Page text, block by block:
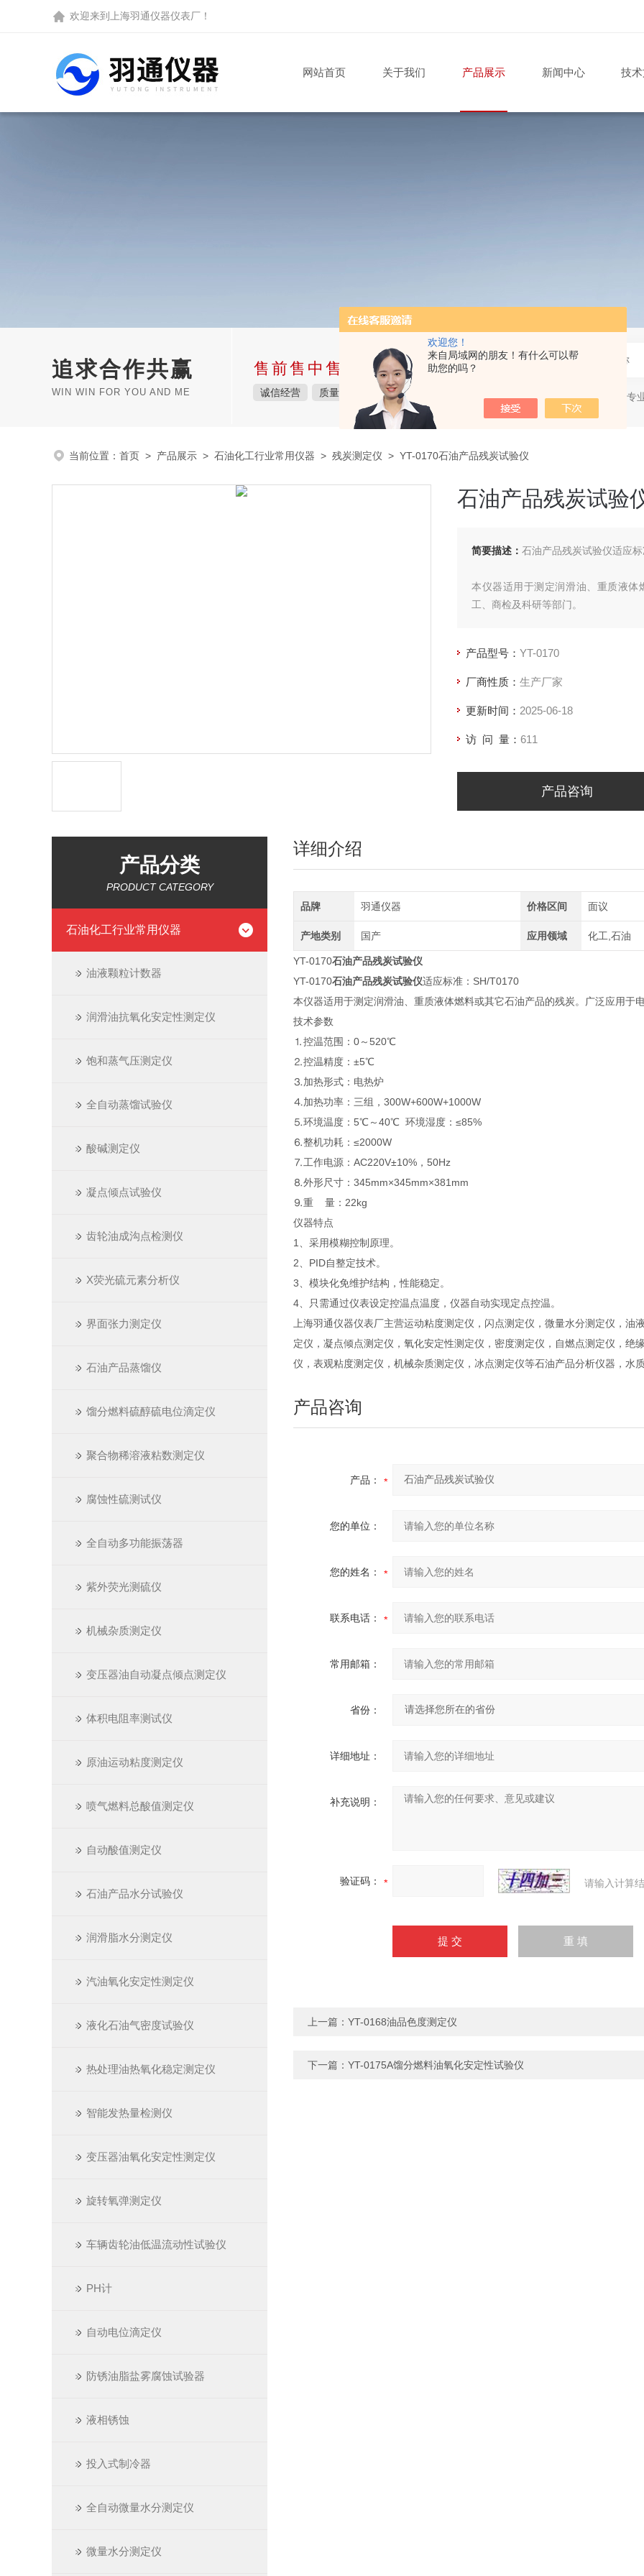
欢迎您！
来自局域网的朋友！有什么可以帮
助您的吗？
欢迎来到 上海羽通仪器仪表厂 ！
网站首页 关于我们 产品展示 新闻中心 技
追求合作共赢
WIN WIN FOR YOU AND ME
售前售中售后完整的服务体系
诚信经营 质量保障 价格实惠 热门关键词：石油产品专
当前位置： 首页 > 产品展示 > 石油化工行业常用仪器 > 残炭测定仪 > YT-0170石油产品残炭试验仪
石油产品残炭试验
简要描述： 石油产品残炭试验仪适应
本仪器适用于测定润滑油、重质液
工、商检及科研等部门。
产品型号： YT-0170
厂商性质： 生产厂家
更新时间： 2025-06-18
访 问 量： 611
产品咨询
产品分类
PRODUCT CATEGORY
石油化工行业常用仪器
油液颗粒计数器
润滑油抗氧化安定性测定仪
饱和蒸气压测定仪
全自动蒸馏试验仪
酸碱测定仪
凝点倾点试验仪
齿轮油成沟点检测仪
X荧光硫元素分析仪
界面张力测定仪
石油产品蒸馏仪
馏分燃料硫醇硫电位滴定仪
聚合物稀溶液粘数测定仪
腐蚀性硫测试仪
全自动多功能振荡器
紫外荧光测硫仪
机械杂质测定仪
变压器油自动凝点倾点测定仪
体积电阻率测试仪
原油运动粘度测定仪
喷气燃料总酸值测定仪
自动酸值测定仪
石油产品水分试验仪
润滑脂水分测定仪
汽油氧化安定性测定仪
液化石油气密度试验仪
热处理油热氧化稳定测定仪
智能发热量检测仪
变压器油氧化安定性测定仪
旋转氧弹测定仪
车辆齿轮油低温流动性试验仪
PH计
自动电位滴定仪
防锈油脂盐雾腐蚀试验器
液相锈蚀
投入式制冷器
全自动微量水分测定仪
微量水分测定仪
详细介绍
品牌 羽通仪器 价格区间 面议
产地类别 国产 应用领域 化工,石油
YT-0170石油产品残炭试验仪
YT-0170石油产品残炭试验仪适应标准：SH/T0170
本仪器适用于测定润滑油、重质液体燃料或其它石油产品的残炭。广泛应用于
技术参数
⒈控温范围：0～520℃
⒉控温精度：±5℃
⒊加热形式：电热炉
⒋加热功率：三组，300W+600W+1000W
⒌环境温度：5℃～40℃ 环境湿度：≤85%
⒍整机功耗：≤2000W
⒎工作电源：AC220V±10%，50Hz
⒏外形尺寸：345mm×345mm×381mm
⒐重 量：22kg
仪器特点
1、采用模糊控制原理。
2、PID自整定技术。
3、模块化免维护结构，性能稳定。
4、只需通过仪表设定控温点温度，仪器自动实现定点控温。
上海羽通仪器仪表厂主营运动粘度测定仪，闪点测定仪，微量水分测定仪，
定仪，凝点倾点测定仪，氧化安定性测定仪，密度测定仪，自燃点测定仪，
仪，表观粘度测定仪，机械杂质测定仪，冰点测定仪等石油产品分析仪器，水
产品咨询
产品：
您的单位：
您的姓名：
联系电话：
常用邮箱：
省份：
详细地址：
补充说明：
验证码： 请输入计算
上一篇： YT-0168油品色度测定仪
下一篇： YT-0175A馏分燃料油氧化安定性试验仪